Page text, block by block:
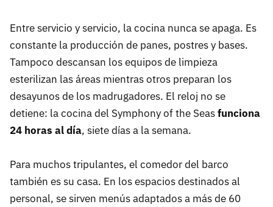
Entre servicio y servicio, la cocina nunca se apaga. Es
constante la producción de panes, postres y bases.
Tampoco descansan los equipos de limpieza
esterilizan las áreas mientras otros preparan los
desayunos de los madrugadores. El reloj no se
detiene: la cocina del Symphony of the Seasfunciona
24 horas al día, siete días a la semana.
Para muchos tripulantes, el comedor del barco
también es su casa. En los espacios destinados al
personal, se sirven menús adaptados a más de 60